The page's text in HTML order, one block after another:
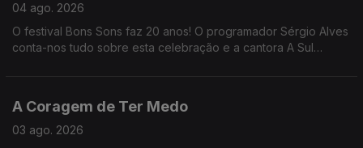
04 ago. 2026
O festival Bons Sons faz 20 anos! O programador Sérgio Alves
conta-nos tudo sobre esta celebração e a cantora A Sul
A Coragem de Ter Medo
03 ago. 2026